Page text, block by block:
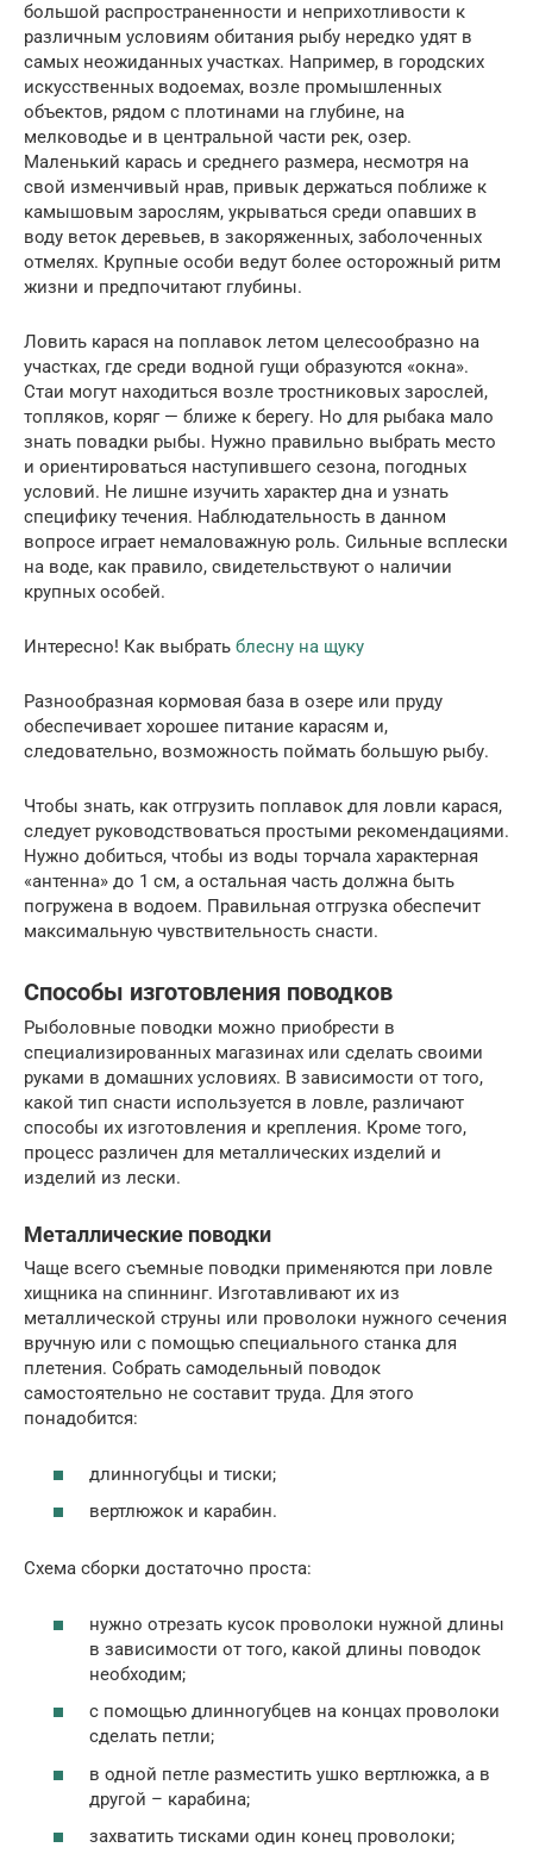
большой распространенности и неприхотливости к
различным условиям обитания рыбу нередко удят в
самых неожиданных участках. Например, в городских
искусственных водоемах, возле промышленных
объектов, рядом с плотинами на глубине, на
мелководье и в центральной части рек, озер.
Маленький карась и среднего размера, несмотря на
свой изменчивый нрав, привык держаться поближе к
камышовым зарослям, укрываться среди опавших в
воду веток деревьев, в закоряженных, заболоченных
отмелях. Крупные особи ведут более осторожный ритм
жизни и предпочитают глубины.
Ловить карася на поплавок летом целесообразно на
участках, где среди водной гущи образуются «окна».
Стаи могут находиться возле тростниковых зарослей,
топляков, коряг — ближе к берегу. Но для рыбака мало
знать повадки рыбы. Нужно правильно выбрать место
и ориентироваться наступившего сезона, погодных
условий. Не лишне изучить характер дна и узнать
специфику течения. Наблюдательность в данном
вопросе играет немаловажную роль. Сильные всплески
на воде, как правило, свидетельствуют о наличии
крупных особей.
Интересно! Как выбрать блесну на щуку
Разнообразная кормовая база в озере или пруду
обеспечивает хорошее питание карасям и,
следовательно, возможность поймать большую рыбу.
Чтобы знать, как отгрузить поплавок для ловли карася,
следует руководствоваться простыми рекомендациями.
Нужно добиться, чтобы из воды торчала характерная
«антенна» до 1 см, а остальная часть должна быть
погружена в водоем. Правильная отгрузка обеспечит
максимальную чувствительность снасти.
Способы изготовления поводков
Рыболовные поводки можно приобрести в
специализированных магазинах или сделать своими
руками в домашних условиях. В зависимости от того,
какой тип снасти используется в ловле, различают
способы их изготовления и крепления. Кроме того,
процесс различен для металлических изделий и
изделий из лески.
Металлические поводки
Чаще всего съемные поводки применяются при ловле
хищника на спиннинг. Изготавливают их из
металлической струны или проволоки нужного сечения
вручную или с помощью специального станка для
плетения. Собрать самодельный поводок
самостоятельно не составит труда. Для этого
понадобится:
длинногубцы и тиски;
вертлюжок и карабин.
Схема сборки достаточно проста:
нужно отрезать кусок проволоки нужной длины
в зависимости от того, какой длины поводок
необходим;
с помощью длинногубцев на концах проволоки
сделать петли;
в одной петле разместить ушко вертлюжка, а в
другой – карабина;
захватить тисками один конец проволоки;